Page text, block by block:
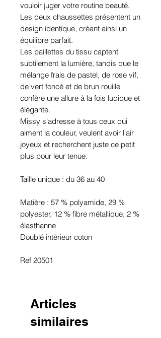
vouloir juger votre routine beauté.
Les deux chaussettes présentent un
design identique, créant ainsi un
équilibre parfait.
Les paillettes du tissu captent
subtilement la lumière, tandis que le
mélange frais de pastel, de rose vif,
de vert foncé et de brun rouille
confère une allure à la fois ludique et
élégante.
Missy s'adresse à tous ceux qui
aiment la couleur, veulent avoir l'air
joyeux et recherchent juste ce petit
plus pour leur tenue.
Taille unique : du 36 au 40
Matière : 57 % polyamide, 29 %
polyester, 12 % fibre métallique, 2 %
élasthanne
Doublé intérieur coton
Ref 20501
Articles
similaires